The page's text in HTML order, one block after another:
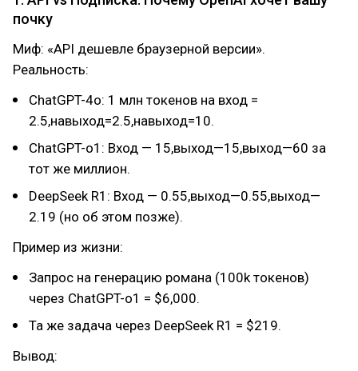
почку
Миф: «API дешевле браузерной версии».
Реальность:
ChatGPT-4o: 1 млн токенов на вход =
2.5,навыход=2.5,навыход=10.
ChatGPT-o1: Вход — 15,выход—15,выход—60 за
тот же миллион.
DeepSeek R1: Вход — 0.55,выход—0.55,выход—
2.19 (но об этом позже).
Пример из жизни:
Запрос на генерацию романа (100k токенов)
через ChatGPT-o1 = $6,000.
Та же задача через DeepSeek R1 = $219.
Вывод: